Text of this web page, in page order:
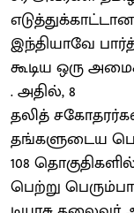
இந்தியாவே
கூடிய ஒரு
. அதில், 8
தலித்
தங்களுடைய
108
பெற்று